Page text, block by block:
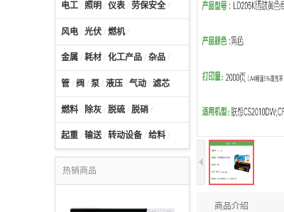
电工 / 照明 / 仪表 / 劳保安全 /
风电 / 光伏 / 燃机/
金属 / 耗材 / 化工产品 / 杂品 /
管 / 阀 / 泵 / 液压 / 气动 / 滤芯
燃料 / 除灰 / 脱硫 / 脱硝 /
起重 / 输送/ 转动设备 / 给料 /
热销商品
商品介绍